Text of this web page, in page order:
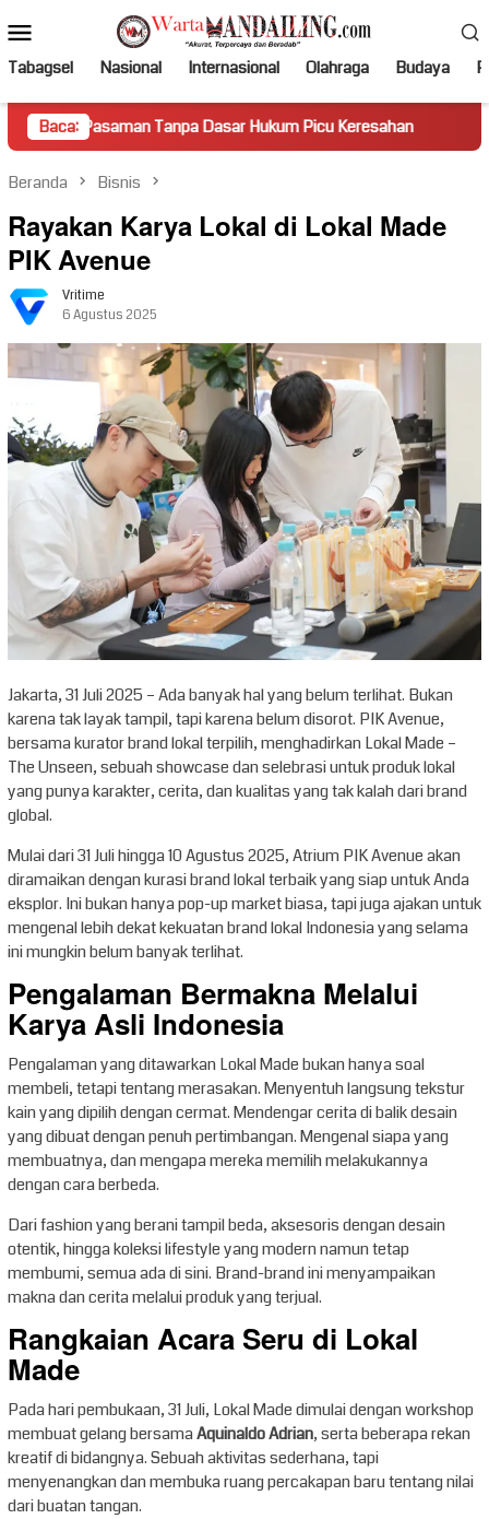
ke
kontenMobile
Tabagsel Nasional Internasional Olahraga Budaya
Baca:
Tanpa Dasar Hukum Picu Keresahan Truk Miring
Beranda Bisnis
Rayakan Karya Lokal di Lokal Made
PIK Avenue
Vritime
6 Agustus 2025
Jakarta, 31 Juli 2025 – Ada banyak hal yang belum terlihat. Bukan
karena tak layak tampil, tapi karena belum disorot. PIK Avenue,
bersama kurator brand lokal terpilih, menghadirkan Lokal Made –
The Unseen, sebuah showcase dan selebrasi untuk produk lokal
yang punya karakter, cerita, dan kualitas yang tak kalah dari brand
global.
Mulai dari 31 Juli hingga 10 Agustus 2025, Atrium PIK Avenue akan
diramaikan dengan kurasi brand lokal terbaik yang siap untuk Anda
eksplor. Ini bukan hanya pop-up market biasa, tapi juga ajakan untuk
mengenal lebih dekat kekuatan brand lokal Indonesia yang selama
ini mungkin belum banyak terlihat.
Pengalaman Bermakna Melalui
Karya Asli Indonesia
Pengalaman yang ditawarkan Lokal Made bukan hanya soal
membeli, tetapi tentang merasakan. Menyentuh langsung tekstur
kain yang dipilih dengan cermat. Mendengar cerita di balik desain
yang dibuat dengan penuh pertimbangan. Mengenal siapa yang
membuatnya, dan mengapa mereka memilih melakukannya
dengan cara berbeda.
Dari fashion yang berani tampil beda, aksesoris dengan desain
otentik, hingga koleksi lifestyle yang modern namun tetap
membumi, semua ada di sini. Brand-brand ini menyampaikan
makna dan cerita melalui produk yang terjual.
Rangkaian Acara Seru di Lokal
Made
Pada hari pembukaan, 31 Juli, Lokal Made dimulai dengan workshop
membuat gelang bersamaAquinaldo Adrian, serta beberapa rekan
kreatif di bidangnya. Sebuah aktivitas sederhana, tapi
menyenangkan dan membuka ruang percakapan baru tentang nilai
dari buatan tangan.